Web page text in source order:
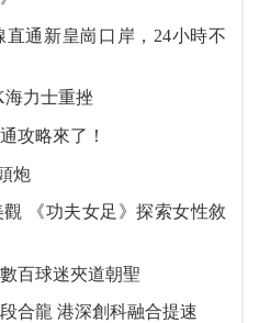
直通新皇崗口岸，24小時不
力士重挫
攻略來了！
炮
性敘
百球迷夾道朝聖
河套跨河連接橋最後一段合龍 港深創科融合提速